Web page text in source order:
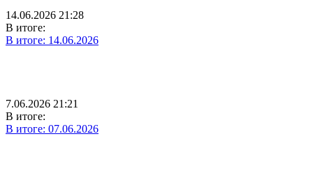
14.06.2026 21:28
В итоге:
В итоге: 14.06.2026
7.06.2026 21:21
В итоге:
В итоге: 07.06.2026